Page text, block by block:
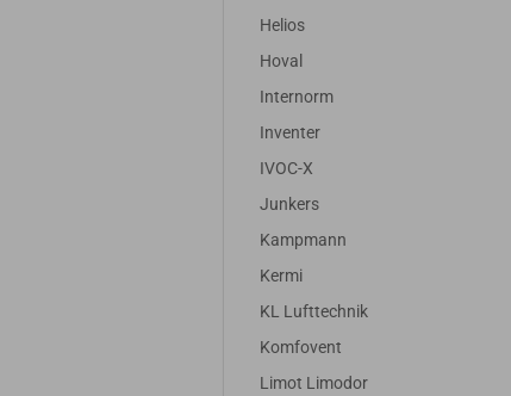
Helios
Hoval
Internorm
Inventer
IVOC-X
Junkers
Kampmann
Kermi
KL Lufttechnik
Komfovent
Limot Limodor